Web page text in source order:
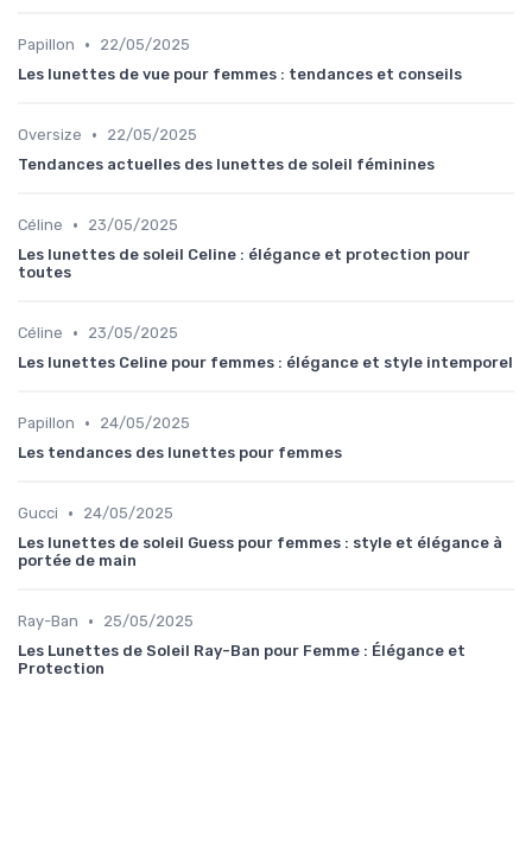
Papillon •
22/05/2025
Les lunettes de vue pour femmes : tendances et conseils
Oversize •
22/05/2025
Tendances actuelles des lunettes de soleil féminines
Céline •
23/05/2025
Les lunettes de soleil Celine : élégance et protection pour
toutes
Céline •
23/05/2025
Les lunettes Celine pour femmes : élégance et style intemporel
Papillon •
24/05/2025
Les tendances des lunettes pour femmes
Gucci •
24/05/2025
Les lunettes de soleil Guess pour femmes : style et élégance à
portée de main
Ray-Ban •
25/05/2025
Les Lunettes de Soleil Ray-Ban pour Femme : Élégance et
Protection